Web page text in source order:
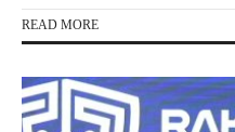
READ MORE